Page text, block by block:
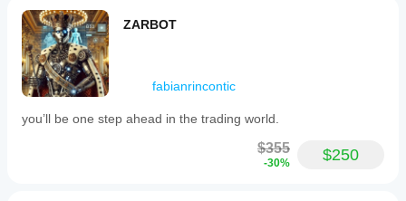
ZARBOT
fabianrincontic
you’ll be one step ahead in the trading world.
$355
-30% $250